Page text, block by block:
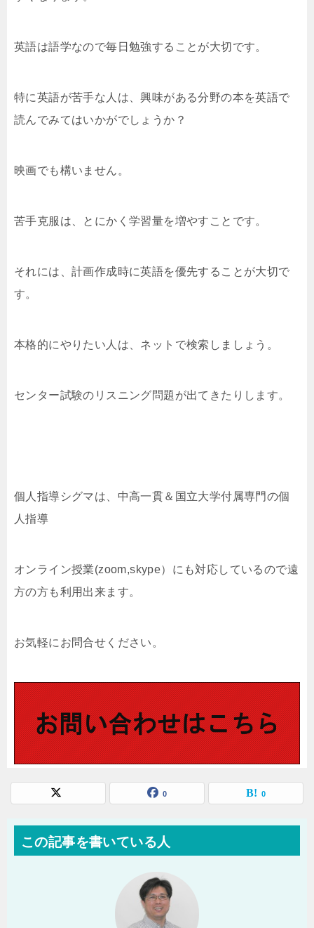
英語は語学なので毎日勉強することが大切です。
特に英語が苦手な人は、興味がある分野の本を英語で
読んでみてはいかがでしょうか？
映画でも構いません。
苦手克服は、とにかく学習量を増やすことです。
それには、計画作成時に英語を優先することが大切で
す。
本格的にやりたい人は、ネットで検索しましょう。
センター試験のリスニング問題が出てきたりします。
個人指導シグマは、中高一貫＆国立大学付属専門の個
人指導
オンライン授業(zoom,skype）にも対応しているので遠
方の方も利用出来ます。
お気軽にお問合せください。
0 0
この記事を書いている人